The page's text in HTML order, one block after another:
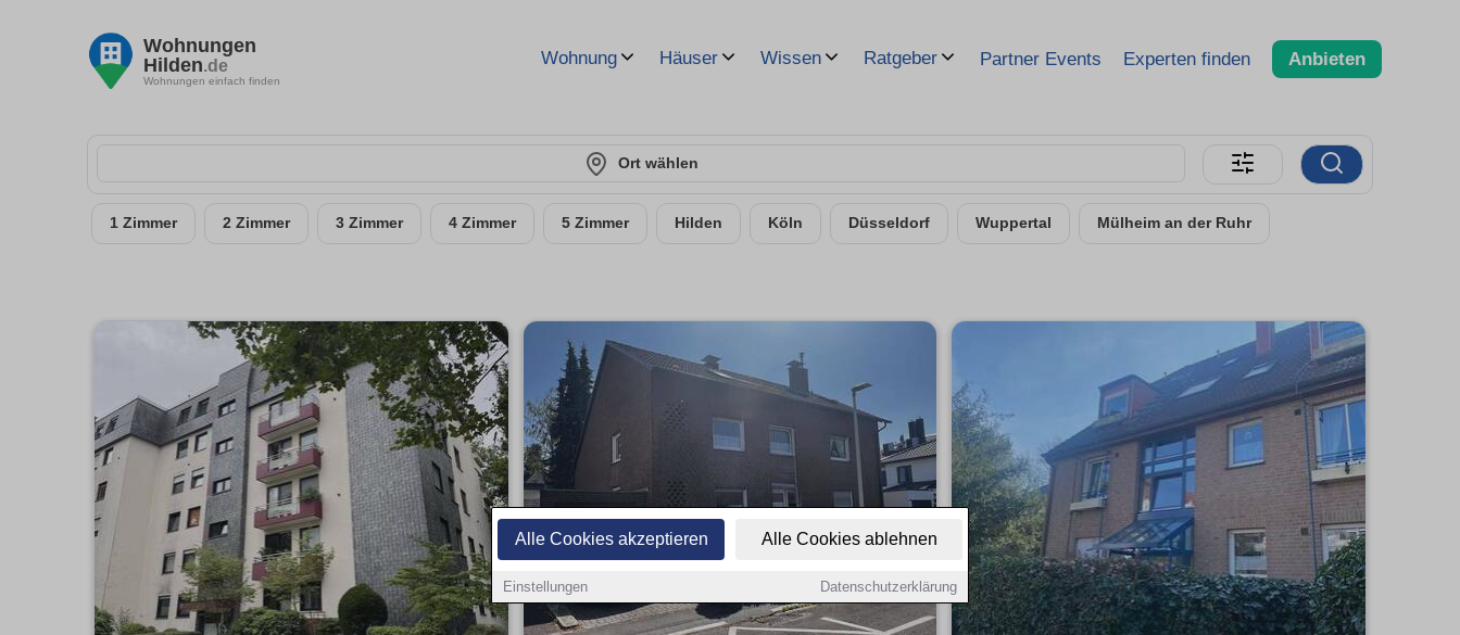
Alle Cookies akzeptieren Alle Cookies ablehnen
Einstellungen Datenschutzerklärung
Wohnungen
Hilden.de
Wohnungen einfach finden
Wohnung Häuser Wissen Ratgeber Partner Events Experten finden Anbieten
Ort wählen
1 Zimmer 2 Zimmer 3 Zimmer 4 Zimmer 5 Zimmer Hilden Köln Düsseldorf Wuppertal Mülheim an der Ruhr